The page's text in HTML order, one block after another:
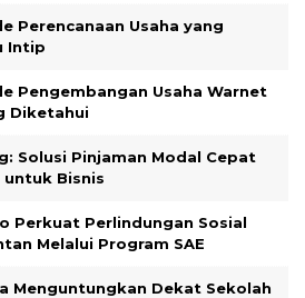
Perencanaan Usaha yang
Intip
Pengembangan Usaha Warnet
Diketahui
Solusi Pinjaman Modal Cepat
Bisnis
Perkuat Perlindungan Sosial
Melalui Program SAE
Menguntungkan Dekat Sekolah